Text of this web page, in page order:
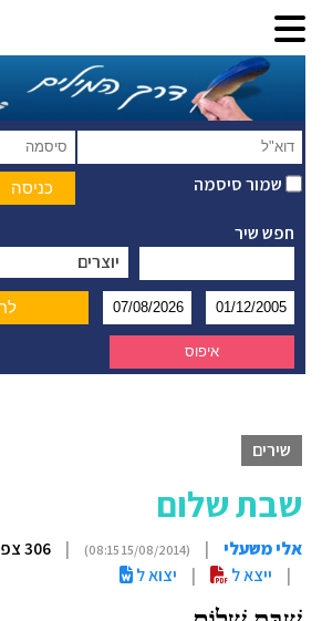
שמור סיסמה
חפש שיר
יוצרים
שירים
שבת שלום
אלי משעלי |
(15/08/2014 08:15)
| 306 צפיות
|
ייצא ל | יצוא ל